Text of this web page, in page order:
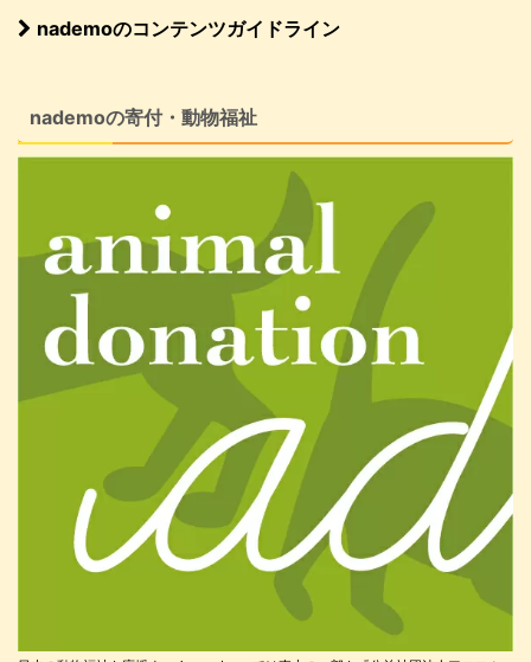
nademoのコンテンツガイドライン
nademoの寄付・動物福祉